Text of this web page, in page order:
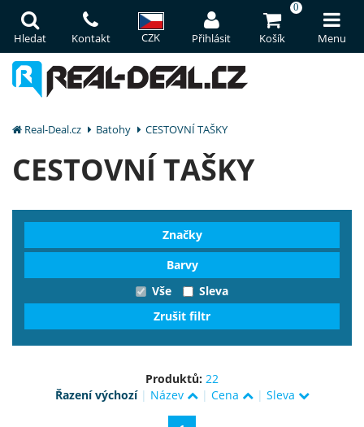
Hledat Kontakt CZK Přihlásit
0
Košík Menu
Real-Deal.cz Batohy CESTOVNÍ TAŠKY
CESTOVNÍ TAŠKY
Značky
Barvy
Vše
Sleva
Produktů: 22
Řazení výchozí | Název | Cena | Sleva